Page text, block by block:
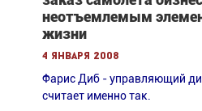
неотъемлемым
жизни
4 января 2008
Фарис Диб - управляющий
считает именно так.